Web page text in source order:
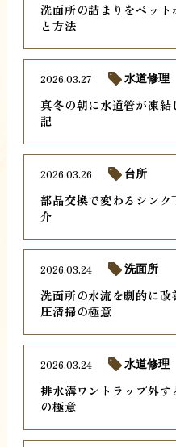
洗面所の詰まりをペッ
と方法
真冬の朝に水道管が凍
記
2026.03.27 水道修理
部品交換で変わるシン
介
2026.03.26 台所
洗面所の水流を劇的に
圧清掃の極意
2026.03.24 洗面所
排水溝ワントラップ外
の極意
2026.03.24 水道修理